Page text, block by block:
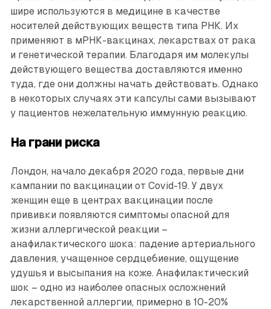
шире используются в медицине в качестве
носителей действующих веществ типа РНК. Их
применяют в мРНК-вакцинах, лекарствах от рака
и генетической терапии. Благодаря им молекулы
действующего вещества доставляются именно
туда, где они должны начать действовать. Однако
в некоторых случаях эти капсулы сами вызывают
у пациентов нежелательную иммунную реакцию.
На грани риска
Лондон, начало декабря 2020 года, первые дни
кампании по вакцинации от Covid-19. У двух
женщин еще в центрах вакцинации после
прививки появляются симптомы опасной для
жизни аллергической реакции –
анафилактического шока: падение артериального
давления, учащенное сердцебиение, ощущение
удушья и высыпания на коже. Анафилактический
шок – одно из наиболее опасных осложнений
лекарственной аллергии, примерно в 10-20%